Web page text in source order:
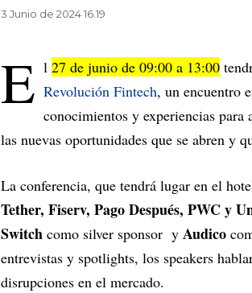
3 Junio de 2024 16.19
E l 27 de junio de 09:00 a 13:00
Revolución Fintech, un encuentro
conocimientos y experiencias
las nuevas oportunidades que se abren y
La conferencia, que tendrá lugar en el
Tether, Fiserv, Pago Después, PWC y
Switch como silver sponsor y Audico
entrevistas y spotlights, los speakers
disrupciones en el mercado.